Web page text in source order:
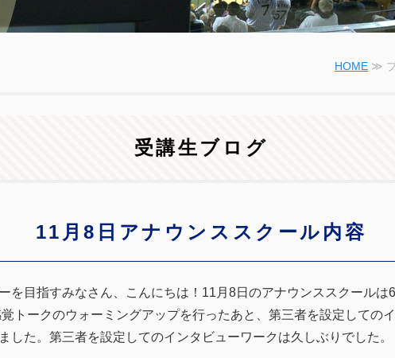
HOME ≫
受講生ブログ
11月8日アナウンススクール内容
を目指すみなさん、こんにちは！11月8日のアナウンススクールは
覚トークのウォーミングアップを行ったあと、第三者を設定しての
した。第三者を設定してのインタビューワークは久しぶりでした。